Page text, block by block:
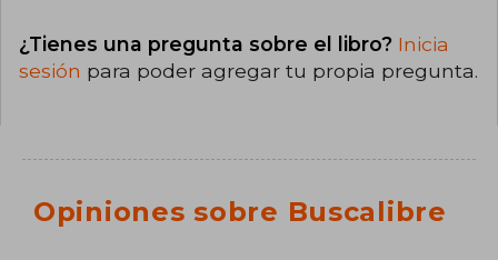
¿Tienes una pregunta sobre el libro? Inicia
sesión para poder agregar tu propia pregunta.
Opiniones sobre Buscalibre